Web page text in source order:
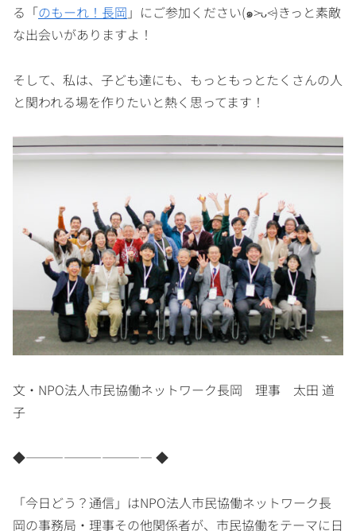
る「のもーれ！長岡 」にご参加ください(๑˃̵ᴗ˂̵)きっと素敵
な出会いがありますよ！
そして、私は、子ども達にも、もっともっとたくさんの人
と関われる場を作りたいと熱く思ってます！
文・NPO法人市民協働ネットワーク長岡 理事 太田 道
子
◆―――――――――― ◆
「今日どう？通信」はNPO法人市民協働ネットワーク長
岡の事務局・理事その他関係者が、市民協働をテーマに日